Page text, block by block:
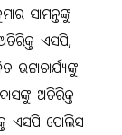
ସାମନ୍ତଙ୍କୁ
ଏସପି,
ଅତିରିକ୍ତ
ଏସପି ପୋଲିସ